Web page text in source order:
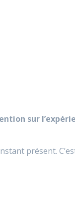
sur
présent.